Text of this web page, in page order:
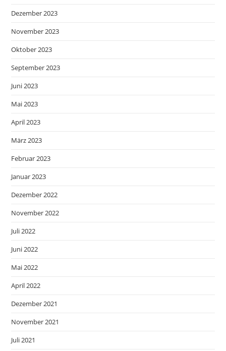
Dezember 2023
November 2023
Oktober 2023
September 2023
Juni 2023
Mai 2023
April 2023
März 2023
Februar 2023
Januar 2023
Dezember 2022
November 2022
Juli 2022
Juni 2022
Mai 2022
April 2022
Dezember 2021
November 2021
Juli 2021